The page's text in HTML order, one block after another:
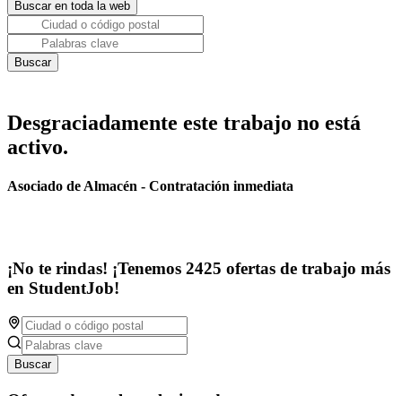
Desgraciadamente este trabajo no está
activo.
Asociado de Almacén - Contratación inmediata
¡No te rindas! ¡Tenemos 2425 ofertas de trabajo más
en StudentJob!
Buscar